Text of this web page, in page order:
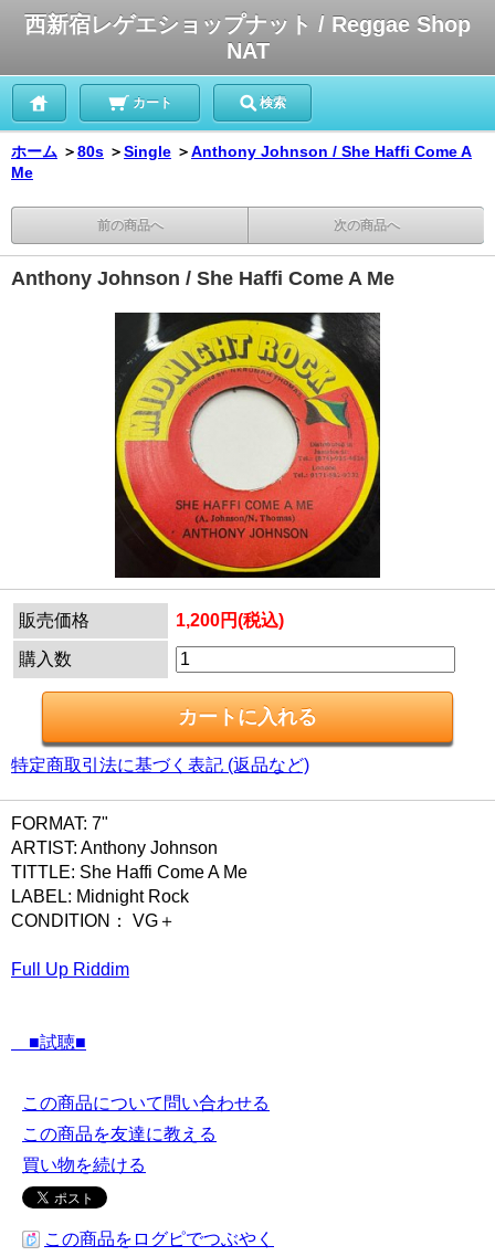
西新宿レゲエショップナット / Reggae Shop
NAT
カート 検索
ホーム ＞80s ＞Single ＞Anthony Johnson / She Haffi Come A
Me
前の商品へ 次の商品へ
Anthony Johnson / She Haffi Come A Me
販売価格 1,200円(税込)
購入数
特定商取引法に基づく表記 (返品など)
FORMAT: 7"
ARTIST: Anthony Johnson
TITTLE: She Haffi Come A Me
LABEL: Midnight Rock
CONDITION： VG＋
Full Up Riddim
■試聴■
この商品について問い合わせる
この商品を友達に教える
買い物を続ける
この商品をログピでつぶやく